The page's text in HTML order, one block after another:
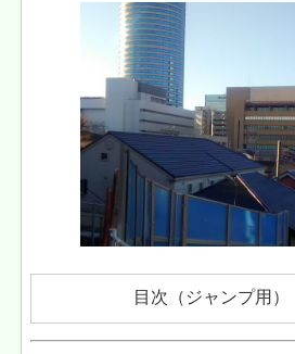
目次（ジャンプ用）